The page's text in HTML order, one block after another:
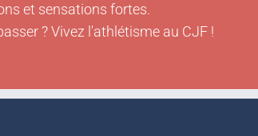
et sensations fortes.
? Vivez l'athlétisme au CJF !